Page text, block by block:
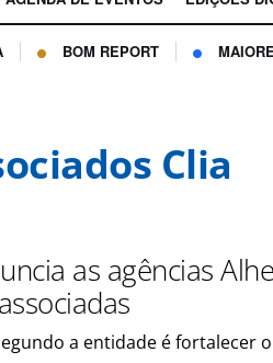
BOM REPORT
Clia
as agências
a entidade é fortalecer